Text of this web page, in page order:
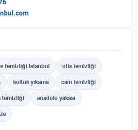
temizliği istanbul ofis temizliği
koltuk yıkama cam temizliği
temizliği anadolu yakası